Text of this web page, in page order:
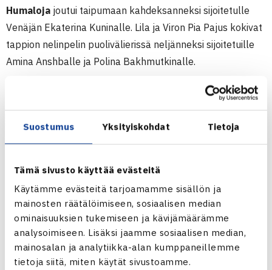
Suostumus Yksityiskohdat Tietoja
Tämä sivusto käyttää evästeitä
Käytämme evästeitä tarjoamamme sisällön ja
mainosten räätälöimiseen, sosiaalisen median
ominaisuuksien tukemiseen ja kävijämäärämme
analysoimiseen. Lisäksi jaamme sosiaalisen median,
mainosalan ja analytiikka-alan kumppaneillemme
tietoja siitä, miten käytät sivustoamme.
Humaloja joutui taipumaan kahdeksanneksi sijoitetulle
Venäjän Ekaterina Kuninalle. Lila ja Viron Pia Pajus kokivat
tappion nelinpelin puolivälierissä neljänneksi sijoitetuille
Amina Anshballe ja Polina Bakhmutkinalle.
16.-22.1.2012 Narva, Viro
Poikien kaksinpeli
2.kierrosta: Aaro Pöllänen – Egor Lisitsyn Venäjä 76 60
2.kierrosta: Ekaterina Kunina Venäjä (8.) – Lila Humaloja
75 63
Poikien nelinpeli
Välieriä: Aaro Pöllänen/Patrick Stenfors (3.) – Alexey
Aleshchev/Dmitri Morozov Venäjä (2.) 64 46 [10-8]
Tyttöjen nelinpeli